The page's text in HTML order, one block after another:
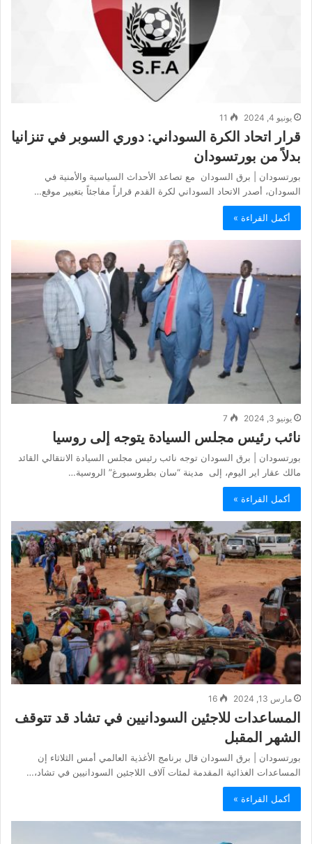
يونيو 4, 2024 11
قرار اتحاد الكرة السوداني: دوري السوبر في تنزانيا
بدلاً من بورتسودان
بورتسودان | برق السودان مع تصاعد الأحداث السياسية والأمنية في
السودان، أصدر الاتحاد السوداني لكرة القدم قراراً مفاجئاً بتغيير موقع…
أكمل القراءة »
يونيو 3, 2024 7
نائب رئيس مجلس السيادة يتوجه إلى روسيا
بورتسودان | برق السودان توجه نائب رئيس مجلس السيادة الانتقالي القائد
مالك عقار اير اليوم، إلى مدينة “سان بطروسبورغ” الروسية…
أكمل القراءة »
مارس 13, 2024 16
المساعدات للاجئين السودانيين في تشاد قد تتوقف
الشهر المقبل
بورتسودان | برق السودان قال برنامج الأغذية العالمي أمس الثلاثاء إن
المساعدات الغذائية المقدمة لمئات آلاف اللاجئين السودانيين في تشاد،…
أكمل القراءة »